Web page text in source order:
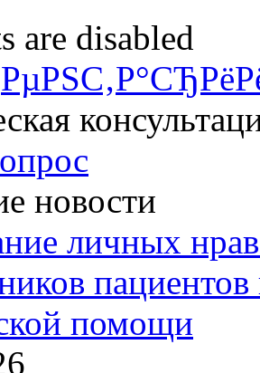
are disabled
новости
личных
помощи